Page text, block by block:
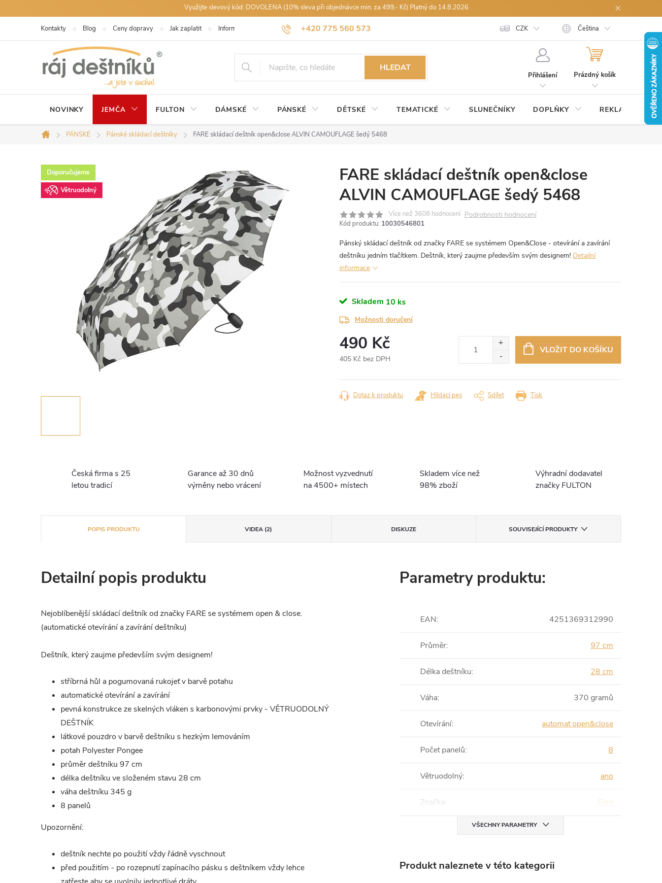
na
Využijte slevový kód: DOVOLENA (10% sleva při objednávce min. za 499,- Kč) Platný do 14.8.2026
+420 775 560 573
petra@rajdestniku.cz
Kontakty Blog Ceny dopravy Jak zaplatit Informace k nákupu Obchodní podmínky Podmínky ochrany osobních údajů Spolupráce B2B Reklamace zboží Odstoupení od
CZK Čeština
HLEDAT
Přihlášení
NÁKUPNÍ
Prázdný košík
NOVINKY JEMČA FULTON DÁMSKÉ PÁNSKÉ DĚTSKÉ TEMATICKÉ SLUNEČNÍKY DOPLŇKY REKLAMNÍ
Domů
PÁNSKÉ Pánské skládací deštníky FARE skládací deštník open&close ALVIN CAMOUFLAGE šedý 5468
Doporučujeme
Větruodolný
FARE skládací deštník open&close
ALVIN CAMOUFLAGE šedý 5468
Podrobnosti hodnocení
Kód produktu: 10030546801
Pánský skládací deštník od značky FARE se systémem Open&Close - otevírání a zavírání
deštníku jedním tlačítkem. Deštník, který zaujme především svým designem! Detailní
informace
Skladem 10 ks
Možnosti doručení
490 Kč
405 Kč bez DPH
cena:
VLOŽIT DO KOŠÍKU
Tisk
Dotaz k produktu Hlídací pes Sdílet
Česká firma s 25
letou tradicí
Garance až 30 dnů
výměny nebo vrácení
Možnost vyzvednutí
na 4500+ místech
Skladem více než
98% zboží
Výhradní dodavatel
značky FULTON
POPIS PRODUKTU VIDEA (2) DISKUZE SOUVISEJÍCÍ PRODUKTY
Detailní popis produktu
Nejoblíbenější skládací deštník od značky FARE se systémem open & close.
(automatické otevírání a zavírání deštníku)
Deštník, který zaujme především svým designem!
stříbrná hůl a pogumovaná rukojeť v barvě potahu
automatické otevírání a zavírání
pevná konstrukce ze skelných vláken s karbonovými prvky - VĚTRUODOLNÝ
DEŠTNÍK
látkové pouzdro v barvě deštníku s hezkým lemováním
potah Polyester Pongee
průměr deštníku 97 cm
délka deštníku ve složeném stavu 28 cm
váha deštníku 345 g
8 panelů
Upozornění:
deštník nechte po použití vždy řádně vyschnout
před použitím - po rozepnutí zapínacího pásku s deštníkem vždy lehce
Parametry produktu:
EAN: 4251369312990
Průměr: 97 cm
Délka deštníku: 28 cm
Váha: 370 gramů
Otevírání: automat open&close
Počet panelů: 8
Větruodolný: ano
Značka: Fare
VŠECHNY PARAMETRY
Produkt naleznete v této kategorii